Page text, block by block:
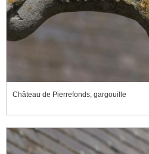
Château de Pierrefonds, gargouille